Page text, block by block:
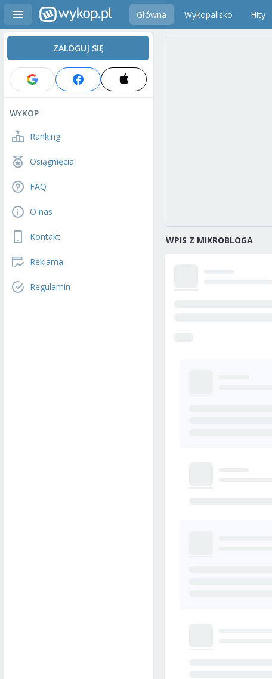
Główna Wykopalisko Hity
ZALOGUJ SIĘ
WYKOP
Ranking
Osiągnięcia
FAQ
O nas
Kontakt
Reklama
Regulamin
WPIS Z MIKROBLOGA